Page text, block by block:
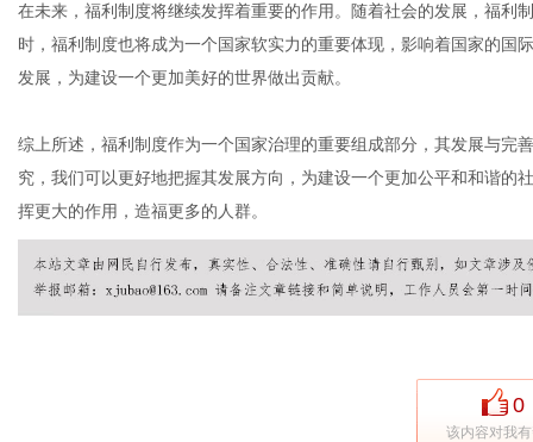
在未来，福利制度将继续发挥着重要的作用。随着社会的发展，福利
时，福利制度也将成为一个国家软实力的重要体现，影响着国家的国
发展，为建设一个更加美好的世界做出贡献。
综上所述，福利制度作为一个国家治理的重要组成部分，其发展与完
究，我们可以更好地把握其发展方向，为建设一个更加公平和和谐的
挥更大的作用，造福更多的人群。
0
该内容对我